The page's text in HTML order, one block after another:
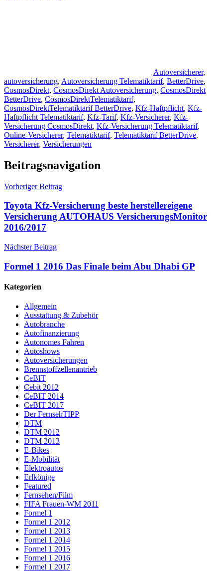
Autoversicherer,
autoversicherung, Autoversicherung Telematiktarif, BetterDrive,
CosmosDirekt, CosmosDirekt Autoversicherung, CosmosDirekt
BetterDrive, CosmosDirektTelematiktarif,
CosmosDirektTelematiktarif BetterDrive, Kfz-Haftpflicht, Kfz-
Haftpflicht Telematiktarif, Kfz-Tarif, Kfz-Versicherer, Kfz-
Versicherung CosmosDirekt, Kfz-Versicherung Telematiktarif,
Online-Versicherer, Telematiktarif, Telematiktarif BetterDrive,
Versicherer, Versicherungen
Beitragsnavigation
Vorheriger Beitrag
Toyota Kfz-Versicherung beste herstellereigene
Versicherung AUTOHAUS VersicherungsMonitor
2016/2017
Nächster Beitrag
Formel 1 2016 Das Finale beim Abu Dhabi GP
Kategorien
Allgemein
Ausstattung & Zubehör
Autobranche
Autofinanzierung
Autonomes Fahren
Autoshows
Autoversicherungen
Brennstoffzellenantrieb
CeBIT
Cebit 2012
CeBIT 2014
CeBIT 2017
Der FernsehTIPP
DTM
DTM 2012
DTM 2013
E-Bikes
E-Mobilität
Elektroautos
Erlkönige
Featured
Fernsehen/Film
FIFA Frauen-WM 2011
Formel 1
Formel 1 2012
Formel 1 2013
Formel 1 2014
Formel 1 2015
Formel 1 2016
Formel 1 2017